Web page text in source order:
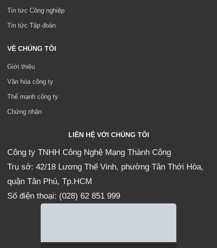
Tin tức Công nghiệp
Tin tức Tập đoàn
VỀ CHÚNG TÔI
Giới thiệu
Văn hóa công ty
Thế mạnh công ty
Chứng nhận
LIÊN HỆ VỚI CHÚNG TÔI
Công ty TNHH Công Nghệ Mạng Thành Công
Trụ sở: 42/18 Lương Thế Vinh, phường Tân Thới Hòa,
quận Tân Phú, Tp.HCM
Số điện thoại: (028) 62 851 999